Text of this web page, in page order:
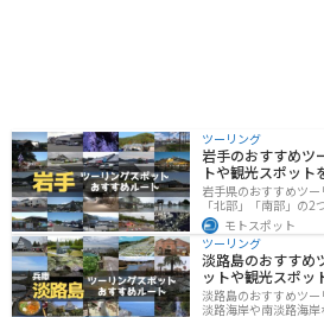
ツーリング
岩手のおすすめツ
トや観光スポット
岩手県のおすすめツ
「北部」「南部」の
や歴史的な観光スポ
す。バイクで岩手県
ください。
モトスポット
ツーリング
淡路島のおすすめ
ットや観光スポッ
淡路島のおすすめツ
淡路海岸や南淡路海